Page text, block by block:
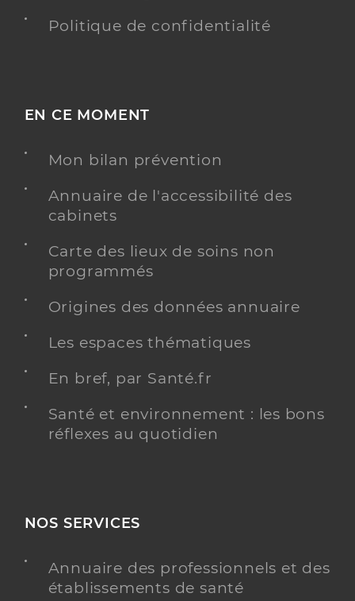
Politique de confidentialité
EN CE MOMENT
Mon bilan prévention
Annuaire de l'accessibilité des
cabinets
Carte des lieux de soins non
programmés
Origines des données annuaire
Les espaces thématiques
En bref, par Santé.fr
Santé et environnement : les bons
réflexes au quotidien
NOS SERVICES
Annuaire des professionnels et des
établissements de santé